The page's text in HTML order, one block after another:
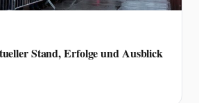
Stand, Erfolge und Ausblick